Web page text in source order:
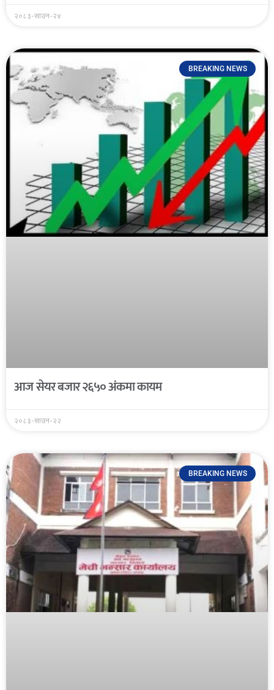
२०८३-साउन-२४
BREAKING NEWS
आज सेयर बजार २६५० अंकमा कायम
२०८३-साउन-२२
BREAKING NEWS